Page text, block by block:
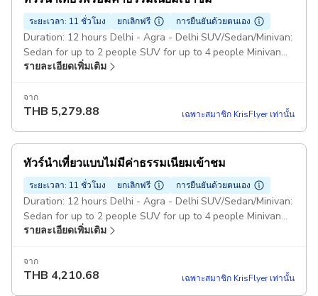
ระยะเวลา: 11 ชั่วโมง ยกเลิกฟรี การยืนยันด้วยตนเอง
Duration: 12 hours Delhi - Agra - Delhi SUV/Sedan/Minivan:
Sedan for up to 2 people SUV for up to 4 people Minivan
for up to 8 people Tour Guide and Entrance fee: Included
รายละเอียดเพิ่มเติม
จาก
THB 5,279.88 เฉพาะสมาชิก KrisFlyer เท่านั้น
ทัวร์นำเที่ยวแบบไม่มีค่าธรรมเนียมเข้าชม
ระยะเวลา: 11 ชั่วโมง ยกเลิกฟรี การยืนยันด้วยตนเอง
Duration: 12 hours Delhi - Agra - Delhi SUV/Sedan/Minivan:
Sedan for up to 2 people SUV for up to 4 people Minivan
for up to 8 people Tour Guide only Pickup included
รายละเอียดเพิ่มเติม
จาก
THB 4,210.68 เฉพาะสมาชิก KrisFlyer เท่านั้น